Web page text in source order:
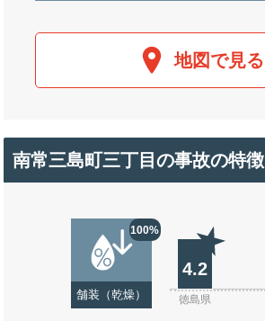
地図で見る
南常三島町三丁目の事故の特徴
100%
舗装（乾燥）
4.2
徳島県